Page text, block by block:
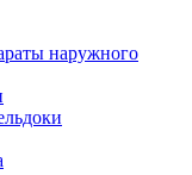
наружного